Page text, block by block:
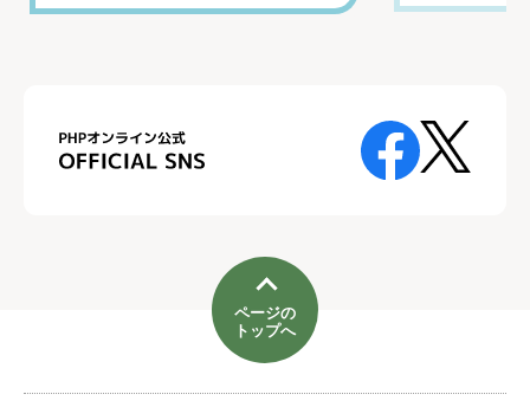
ページの
トップへ